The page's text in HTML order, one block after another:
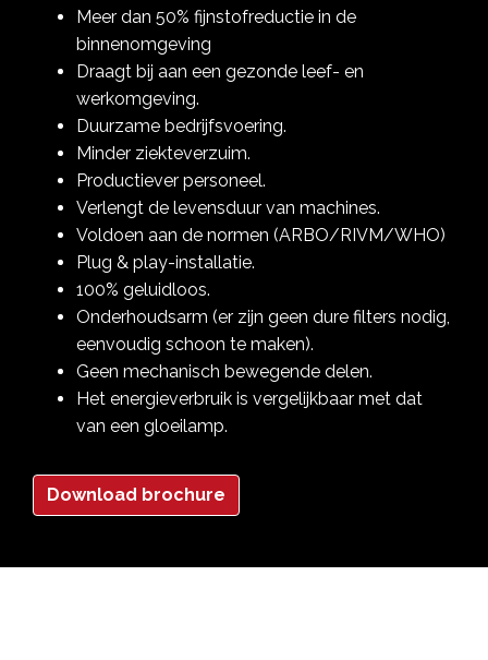
Meer dan 50% fijnstofreductie in de
binnenomgeving
Draagt bij aan een gezonde leef- en
werkomgeving.
Duurzame bedrijfsvoering.
Minder ziekteverzuim.
Productiever personeel.
Verlengt de levensduur van machines.
Voldoen aan de normen (ARBO/RIVM/WHO)
Plug & play-installatie.
100% geluidloos.
Onderhoudsarm (er zijn geen dure filters nodig,
eenvoudig schoon te maken).
Geen mechanisch bewegende delen.
Het energieverbruik is vergelijkbaar met dat
van een gloeilamp.
Download brochure